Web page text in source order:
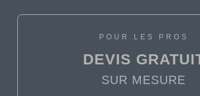
POUR LES PROS
DEVIS
SUR MESURE